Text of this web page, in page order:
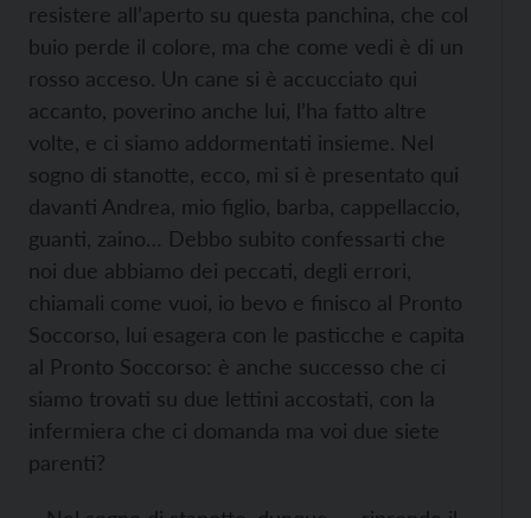
resistere all’aperto su questa panchina, che col
buio perde il colore, ma che come vedi è di un
rosso acceso. Un cane si è accucciato qui
accanto, poverino anche lui, l’ha fatto altre
volte, e ci siamo addormentati insieme. Nel
sogno di stanotte, ecco, mi si è presentato qui
davanti Andrea, mio figlio, barba, cappellaccio,
guanti, zaino… Debbo subito confessarti che
noi due abbiamo dei peccati, degli errori,
chiamali come vuoi, io bevo e finisco al Pronto
Soccorso, lui esagera con le pasticche e capita
al Pronto Soccorso: è anche successo che ci
siamo trovati su due lettini accostati, con la
infermiera che ci domanda ma voi due siete
parenti?